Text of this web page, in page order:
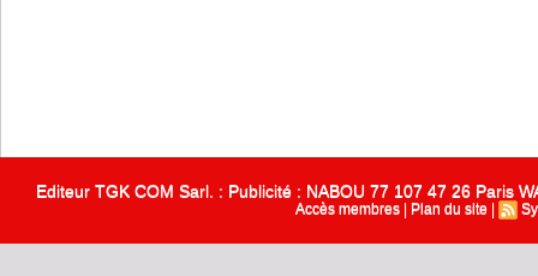
Editeur TGK COM Sarl. : Publicité : NABOU 77 107 47 26 Paris
Accès membres Plan du site